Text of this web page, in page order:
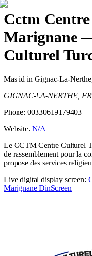
Cctm
Marignane
Culturel
Masjid in Gignac-La-
GIGNAC-LA-NERTHE, FR
Phone: 00330619179403
Website: N/A
Le CCTM Centre Culturel
de rassemblement pour la
propose des services
Live digital display screen:
Marignane DinScreen